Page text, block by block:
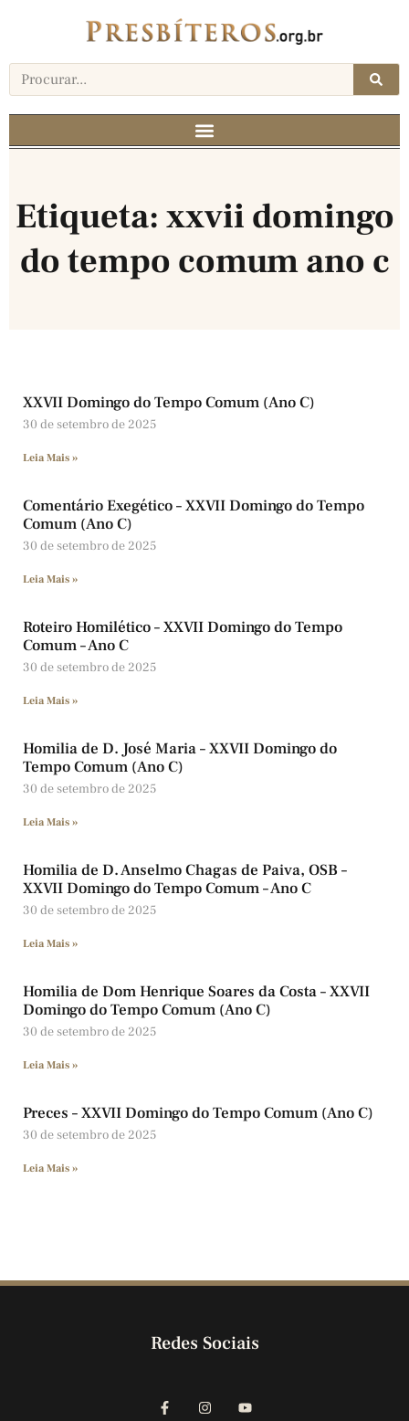
Etiqueta: xxvii domingo
do tempo comum ano c
XXVII Domingo do Tempo Comum (Ano C)
30 de setembro de 2025
Leia Mais »
Comentário Exegético – XXVII Domingo do Tempo
Comum (Ano C)
30 de setembro de 2025
Leia Mais »
Roteiro Homilético – XXVII Domingo do Tempo
Comum – Ano C
30 de setembro de 2025
Leia Mais »
Homilia de D. José Maria – XXVII Domingo do
Tempo Comum (Ano C)
30 de setembro de 2025
Leia Mais »
Homilia de D. Anselmo Chagas de Paiva, OSB –
XXVII Domingo do Tempo Comum – Ano C
30 de setembro de 2025
Leia Mais »
Homilia de Dom Henrique Soares da Costa – XXVII
Domingo do Tempo Comum (Ano C)
30 de setembro de 2025
Leia Mais »
Preces – XXVII Domingo do Tempo Comum (Ano C)
30 de setembro de 2025
Leia Mais »
Redes Sociais